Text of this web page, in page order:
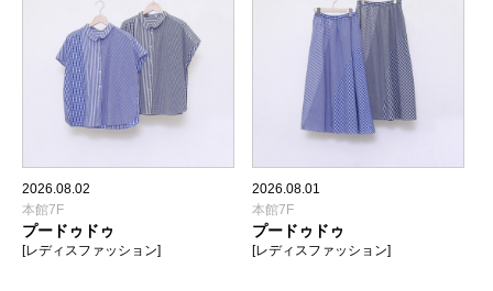
2026.08.02
本館7F
プードゥドゥ
[レディスファッション]
2026.08.01
本館7F
プードゥドゥ
[レディスファッション]